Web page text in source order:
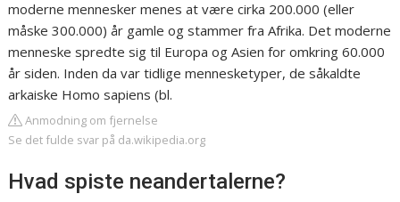
moderne mennesker menes at være cirka 200.000 (eller
måske 300.000) år gamle og stammer fra Afrika. Det moderne
menneske spredte sig til Europa og Asien for omkring 60.000
år siden. Inden da var tidlige mennesketyper, de såkaldte
arkaiske Homo sapiens (bl.
Anmodning om fjernelse
Se det fulde svar på da.wikipedia.org
Hvad spiste neandertalerne?